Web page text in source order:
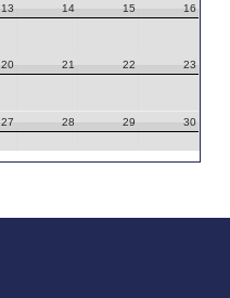
13 14 15 16
20 21 22 23
27 28 29 30